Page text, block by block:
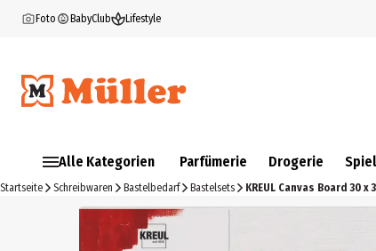
Foto BabyClub Lifestyle
Alle Kategorien Parfümerie Drogerie
Startseite Schreibwaren Bastelbedarf Bastelsets KREUL Canvas Board 30 x